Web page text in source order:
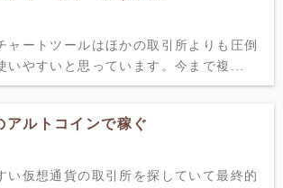
ャートツールはほかの取引所よりも圧倒
いやすいと思っています。今まで複...
アルトコインで稼ぐ
い仮想通貨の取引所を探していて最終的